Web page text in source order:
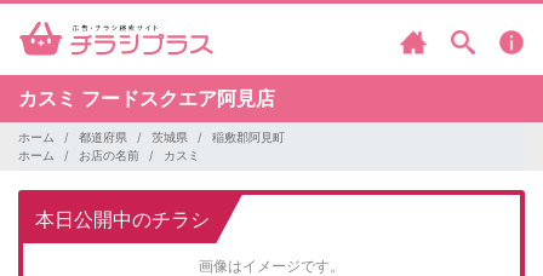
カスミ フードスクエア阿見店
ホーム 都道府県 茨城県
稲敷郡阿見町
ホーム
お店の名前 カスミ
本日公開中のチラシ
画像はイメージです。